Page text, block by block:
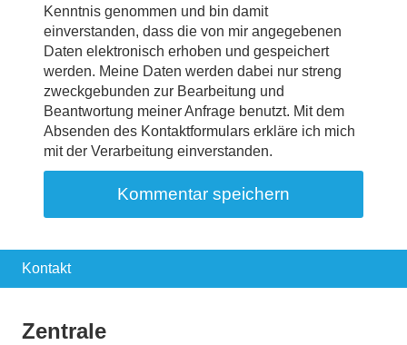
Kenntnis genommen und bin damit
einverstanden, dass die von mir angegebenen
Daten elektronisch erhoben und gespeichert
werden. Meine Daten werden dabei nur streng
zweckgebunden zur Bearbeitung und
Beantwortung meiner Anfrage benutzt. Mit dem
Absenden des Kontaktformulars erkläre ich mich
mit der Verarbeitung einverstanden.
Kontakt
Zentrale